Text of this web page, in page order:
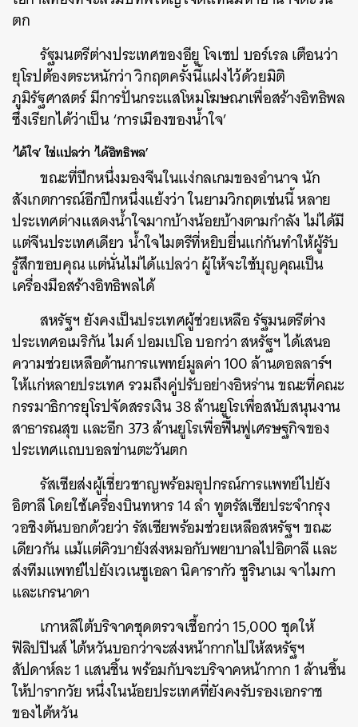
ตก
รัฐมนตรีต่างประเทศของอียู โจเซป บอร์เรล เตือนว่า
ยุโรปต้องตระหนักว่า วิกฤตครั้งนี้แฝงไว้ด้วยมิติ
ภูมิรัฐศาสตร์ มีการปั่นกระแสโหมโฆษณาเพื่อสร้างอิทธิพล
ซึ่งเรียกได้ว่าเป็น ‘การเมืองของน้ำใจ’
‘ได้ใจ’ ใช่แปลว่า ‘ได้อิทธิพล’
ขณะที่ปีกหนึ่งมองจีนในแง่กลเกมของอำนาจ นัก
สังเกตการณ์อีกปีกหนึ่งแย้งว่า ในยามวิกฤตเช่นนี้ หลาย
ประเทศต่างแสดงน้ำใจมากบ้างน้อยบ้างตามกำลัง ไม่ได้มี
แต่จีนประเทศเดียว น้ำใจไมตรีที่หยิบยื่นแก่กันทำให้ผู้รับ
รู้สึกขอบคุณ แต่นั่นไม่ได้แปลว่า ผู้ให้จะใช้บุญคุณเป็น
เครื่องมือสร้างอิทธิพลได้
สหรัฐฯ ยังคงเป็นประเทศผู้ช่วยเหลือ รัฐมนตรีต่าง
ประเทศอเมริกัน ไมค์ ปอมเปโอ บอกว่า สหรัฐฯ ได้เสนอ
ความช่วยเหลือด้านการแพทย์มูลค่า 100 ล้านดอลลาร์ฯ
ให้แก่หลายประเทศ รวมถึงคู่ปรับอย่างอิหร่าน ขณะที่คณะ
กรรมาธิการยุโรปจัดสรรเงิน 38 ล้านยูโรเพื่อสนับสนุนงาน
สาธารณสุข และอีก 373 ล้านยูโรเพื่อฟื้นฟูเศรษฐกิจของ
ประเทศแถบบอลข่านตะวันตก
รัสเซียส่งผู้เชี่ยวชาญพร้อมอุปกรณ์การแพทย์ไปยัง
อิตาลี โดยใช้เครื่องบินทหาร 14 ลำ ทูตรัสเซียประจำกรุง
วอชิงตันบอกด้วยว่า รัสเซียพร้อมช่วยเหลือสหรัฐฯ ขณะ
เดียวกัน แม้แต่คิวบายังส่งหมอกับพยาบาลไปอิตาลี และ
ส่งทีมแพทย์ไปยังเวเนซูเอลา นิคารากัว ซูรินาเม จาไมกา
และเกรนาดา
เกาหลีใต้บริจาคชุดตรวจเชื้อกว่า 15,000 ชุดให้
ฟิลิปปินส์ ไต้หวันบอกว่าจะส่งหน้ากากไปให้สหรัฐฯ
สัปดาห์ละ 1 แสนชิ้น พร้อมกับจะบริจาคหน้ากาก 1 ล้านชิ้น
ให้ปารากวัย หนึ่งในน้อยประเทศที่ยังคงรับรองเอกราช
ของไต้หวัน
ค้นหา
SHARE TWEET